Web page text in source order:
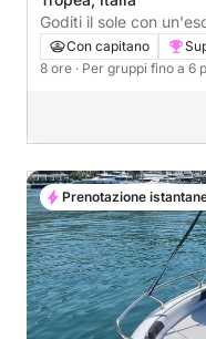
Goditi il sole con
Con capitano
8 ore · Per gruppi fino a 6
Prenotazione